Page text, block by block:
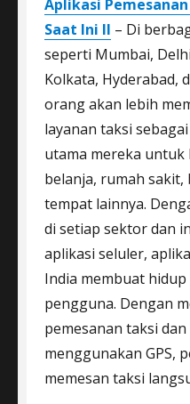
Aplikasi
Saat Ini II – Di
seperti Mumbai,
Kolkata, Hyderabad,
orang akan lebih
layanan taksi
utama mereka
belanja, rumah sakit,
tempat lainnya.
di setiap sektor dan
aplikasi seluler,
India membuat
pengguna. Dengan
pemesanan taksi
menggunakan GPS,
memesan taksi